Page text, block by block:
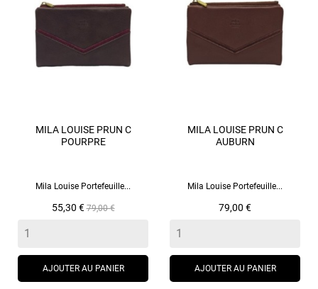
MILA LOUISE PRUN C
POURPRE
Mila Louise Portefeuille...
Prix
55,30 €Prix
79,00 €
AJOUTER AU PANIER
MILA LOUISE PRUN C
AUBURN
Mila Louise Portefeuille...
Prix
79,00 €
AJOUTER AU PANIER